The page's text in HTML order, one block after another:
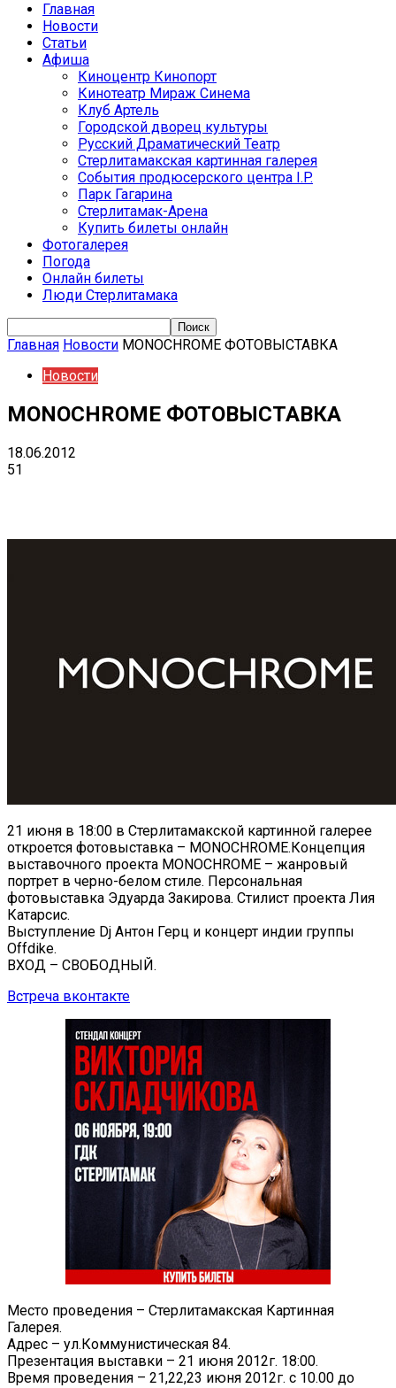
Главная
Новости
Статьи
Афиша
Киноцентр Кинопорт
Кинотеатр Мираж Синема
Клуб Артель
Городской дворец культуры
Русский Драматический Театр
Стерлитамакская картинная галерея
События продюсерского центра I.P.
Парк Гагарина
Стерлитамак-Арена
Купить билеты онлайн
Фотогалерея
Погода
Онлайн билеты
Люди Стерлитамака
Главная Новости MONOCHROME ФОТОВЫСТАВКА
Новости
MONOCHROME ФОТОВЫСТАВКА
18.06.2012
51
21 июня в 18:00 в Стерлитамакской картинной галерее
откроется фотовыставка – MONOCHROME.Концепция
выставочного проекта MONOCHROME – жанровый
портрет в черно-белом стиле. Персональная
фотовыставка Эдуарда Закирова. Стилист проекта Лия
Катарсис.
Выступление Dj Антон Герц и концерт индии группы
Offdike.
ВХОД – СВОБОДНЫЙ.
Встреча вконтакте
Место проведения – Стерлитамакская Картинная
Галерея.
Адрес – ул.Коммунистическая 84.
Презентация выставки – 21 июня 2012г. 18:00.
Время проведения – 21,22,23 июня 2012г. с 10.00 до